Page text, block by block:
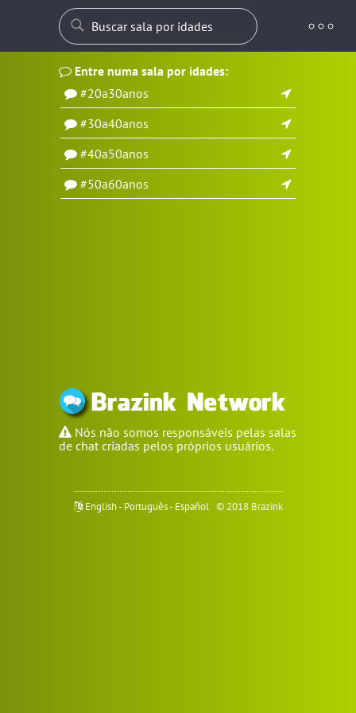
Entre numa sala por idades:
#20a30anos
#30a40anos
#40a50anos
#50a60anos
Nós não somos responsáveis pelas salas
de chat criadas pelos próprios usuários.
English- Português- Español © 2018 Brazink